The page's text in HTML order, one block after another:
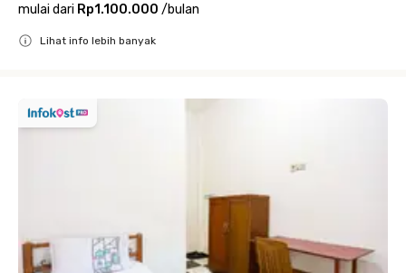
mulai dari Rp1.100.000 /bulan
Lihat info lebih banyak